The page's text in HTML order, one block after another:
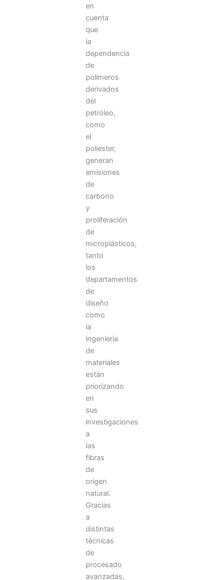
en
cuenta
que
la
dependencia
de
polímeros
derivados
del
petróleo,
como
el
poliéster,
generan
emisiones
de
carbono
y
proliferación
de
microplásticos,
tanto
los
departamentos
de
diseño
como
la
ingeniería
de
materiales
están
priorizando
en
sus
investigaciones
a
las
fibras
de
origen
natural.
Gracias
a
distintas
técnicas
de
procesado
avanzadas,